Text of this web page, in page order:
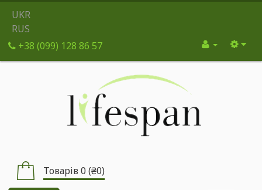
UKR
RUS
+38 (099) 128 86 57
Товарів 0 (₴0)